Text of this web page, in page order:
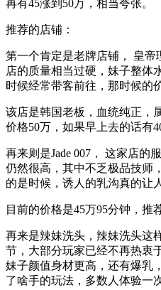
再有45涨到50万，相当夸张。
推荐的店铺：
第一个肯定是老牌店铺， 皇帝
店的质量相当过硬，妹子整体
时候经常带客前往，那时候的
该店是韩国老板，血统纯正，
价格50万，如果早上去的话有
再来则是Jade 007， 这家店的
仍然很高，其中不乏极品技师
的是时候，诱人的乳沟真的让
目前的价格是45万95分钟，推
再来是辣妹洗头，辣妹洗头这
节，大部分玩家已经不再热衷
妹子颜值身材更高，还有爆乳
了啥手的玩法，多数人体验一